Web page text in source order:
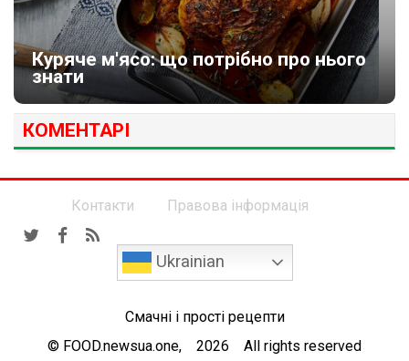
Куряче м'ясо: що потрібно про нього
знати
КОМЕНТАРІ
Контакти Правова інформація
Ukrainian
Смачні і прості рецепти
© FOOD.newsua.one, 2026 All rights reserved